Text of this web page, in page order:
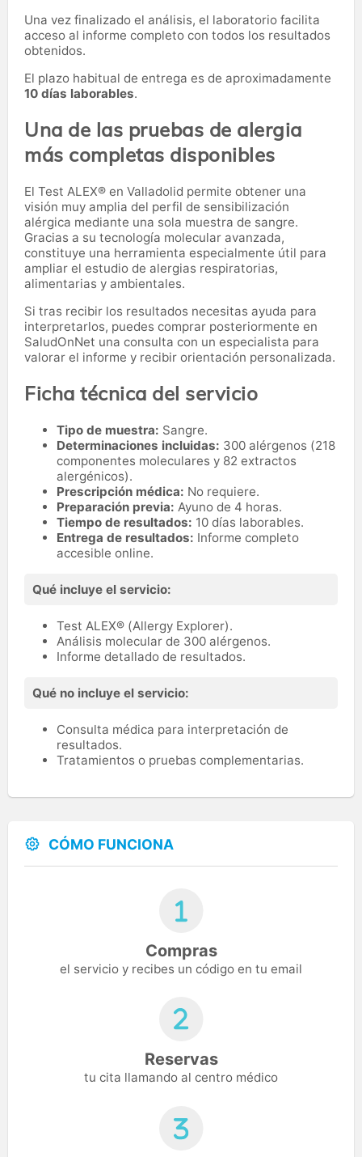
Una vez finalizado el análisis, el laboratorio facilita
acceso al informe completo con todos los resultados
obtenidos.
El plazo habitual de entrega es de aproximadamente
10 días laborables.
Una de las pruebas de alergia
más completas disponibles
El Test ALEX® en Valladolid permite obtener una
visión muy amplia del perfil de sensibilización
alérgica mediante una sola muestra de sangre.
Gracias a su tecnología molecular avanzada,
constituye una herramienta especialmente útil para
ampliar el estudio de alergias respiratorias,
alimentarias y ambientales.
Si tras recibir los resultados necesitas ayuda para
interpretarlos, puedes comprar posteriormente en
SaludOnNet una consulta con un especialista para
valorar el informe y recibir orientación personalizada.
Ficha técnica del servicio
Tipo de muestra: Sangre.
Determinaciones incluidas: 300 alérgenos (218
componentes moleculares y 82 extractos
alergénicos).
Prescripción médica: No requiere.
Preparación previa: Ayuno de 4 horas.
Tiempo de resultados: 10 días laborables.
Entrega de resultados: Informe completo
accesible online.
Qué incluye el servicio:
Test ALEX® (Allergy Explorer).
Análisis molecular de 300 alérgenos.
Informe detallado de resultados.
Qué no incluye el servicio:
Consulta médica para interpretación de
resultados.
Tratamientos o pruebas complementarias.
CÓMO FUNCIONA
Compras
el servicio y recibes un código en tu email
Reservas
tu cita llamando al centro médico